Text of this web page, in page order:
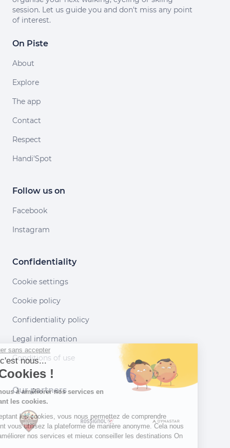
session. Let us guide you and don't miss any point
of interest.
On Piste
About
Explore
The app
Contact
Respect
Handi'Spot
Follow us on
Facebook
Instagram
Confidentiality
Cookie settings
Cookie policy
Confidentiality policy
Legal information
Conditions of use
Our partners
Continuer sans accepter
Salut c'est nous...
les Cookies !
Aidez-nous à améliorer nos services en
acceptant les cookies.
En acceptant les cookies, vous nous permettez de comprendre
comment vous utilisez la plateforme de manière anonyme. Cela nous
aide à améliorer nos services et mieux conseiller les destinations On